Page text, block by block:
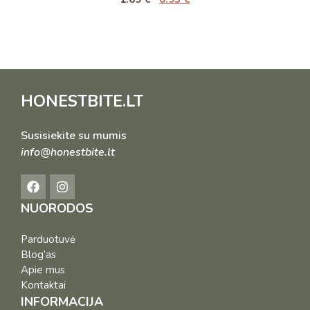
HONESTBITE.LT
Susisiekite su mumis
info@honestbite.lt
NUORODOS
Parduotuvė
Blog’as
Apie mus
Kontaktai
INFORMACIJA